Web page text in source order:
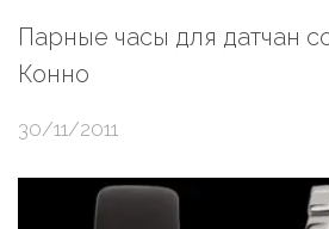
Парные часы для датчан
Конно
30/11/2011